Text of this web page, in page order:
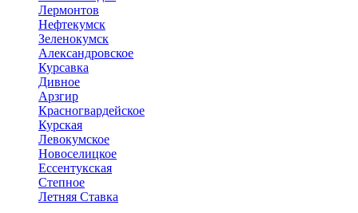
Лермонтов
Нефтекумск
Зеленокумск
Александровское
Курсавка
Дивное
Арзгир
Красногвардейское
Курская
Левокумское
Новоселицкое
Ессентукская
Степное
Летняя Ставка